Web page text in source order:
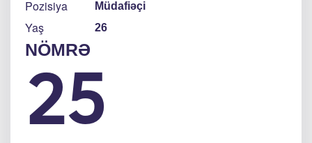
Pozisiya Müdafiəçi
Yaş 26
NÖMRƏ
25